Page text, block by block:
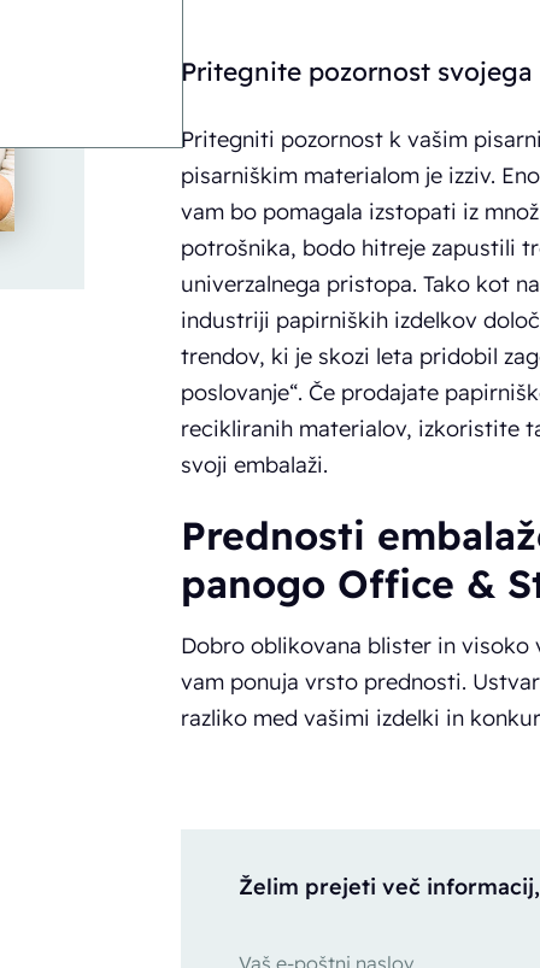
Pritegnite pozornost
Pritegniti pozornost k vašim
pisarniškim materialom je izziv.
vam bo pomagala izstopati iz
potrošnika, bodo hitreje zapustili
univerzalnega pristopa. Tako kot
industriji papirniških izdelkov
trendov, ki je skozi leta pridobil
poslovanje“. Če prodajate
recikliranih materialov, izkoristite
svoji embalaži.
Prednosti
panogo Office &
Dobro oblikovana blister in visoko
vam ponuja vrsto prednosti.
razliko med vašimi izdelki in
Želim prejeti več